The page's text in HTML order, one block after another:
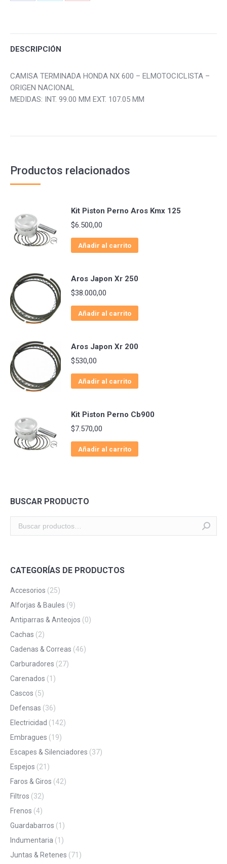
DESCRIPCIÓN
CAMISA TERMINADA HONDA NX 600 – ELMOTOCICLISTA –
ORIGEN NACIONAL
MEDIDAS: INT. 99.00 MM EXT. 107.05 MM
Productos relacionados
Kit Piston Perno Aros Kmx 125
$6.500,00
Añadir al carrito
Aros Japon Xr 250
$38.000,00
Añadir al carrito
Aros Japon Xr 200
$530,00
Añadir al carrito
Kit Piston Perno Cb900
$7.570,00
Añadir al carrito
BUSCAR PRODUCTO
CATEGORÍAS DE PRODUCTOS
Accesorios (25)
Alforjas & Baules (9)
Antiparras & Anteojos (0)
Cachas (2)
Cadenas & Correas (46)
Carburadores (27)
Carenados (1)
Cascos (5)
Defensas (36)
Electricidad (142)
Embragues (19)
Escapes & Silenciadores (37)
Espejos (21)
Faros & Giros (42)
Filtros (32)
Frenos (4)
Guardabarros (1)
Indumentaria (1)
Juntas & Retenes (71)